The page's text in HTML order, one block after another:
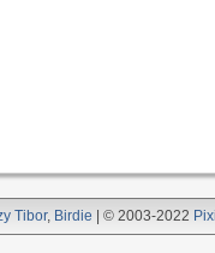
Tibor, Birdie | © 2003-2022